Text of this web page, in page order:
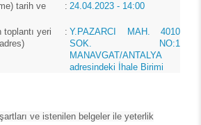
tarih ve
: 24.04.2023 - 14:00
toplantı yeri
: Y.PAZARCI MAH. 4010
SOK. NO:1
MANAVGAT/ANTALYA
adresindeki İhale Birimi
ve istenilen belgeler ile yeterlik